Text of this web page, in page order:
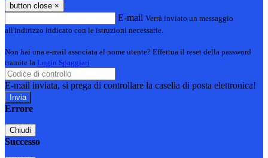
button close ×
E-mail Verrà inviato un messaggio
all'indirizzo indicato con le istruzioni necessarie.
Non hai una e-mail associata al nome utente? Effettua il reset della password
tramite la Login Spaggiari
E-mail inviata, si prega di controllare la casella di posta elettronica!
Errore
Chiudi
Successo